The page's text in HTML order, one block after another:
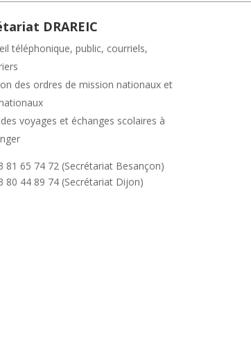
DRAREIC
téléphonique, public, courriels,
des ordres de mission nationaux et
voyages et échanges scolaires à
81 65 74 72 (Secrétariat Besançon)
80 44 89 74 (Secrétariat Dijon)